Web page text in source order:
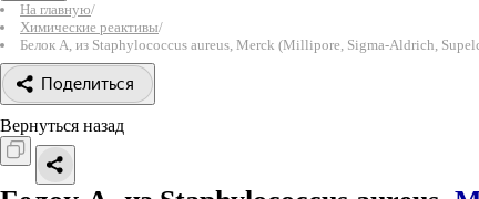
На главную/
Химические реактивы/
Белок A, из Staphylococcus aureus, Merck (Millipore, Sigma-Aldrich,
Поделиться
Вернуться назад